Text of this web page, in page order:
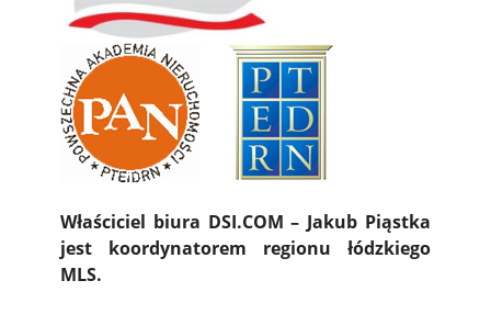
Właściciel biura DSI.COM – Jakub Piąstka
jest koordynatorem regionu łódzkiego
MLS.